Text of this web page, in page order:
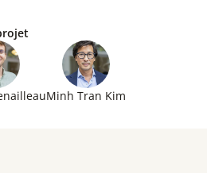
Minh Tran Kim